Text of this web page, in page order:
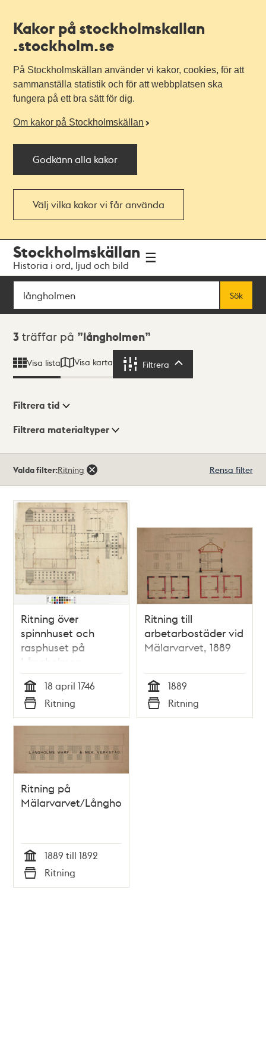
Kakor på stockholmskallan
.stockholm.se
På Stockholmskällan använder vi kakor, cookies, för att
sammanställa statistik och för att webbplatsen ska
fungera på ett bra sätt för dig.
Om kakor på Stockholmskällan
Godkänn alla kakor
Välj vilka kakor vi får använda
navigationen
huvudinnehållet
Stockholmskällan
Historia i ord, ljud och bild
Sök
Sök
Sökresultat
3 träffar på långholmen
Visa lista Visa karta Filtrera
Visningsläge
Filtrera tid
Filtrera materialtyper
träffar
Valda filter:Ritning Rensa filter
Ritning över
spinnhuset och
rasphuset på
Långholmen
Tid
18 april 1746
Typ
Ritning
Ritning till
arbetarbostäder vid
Mälarvarvet, 1889
Tid
1889
Typ
Ritning
Ritning på
Mälarvarvet/Långholmsvarvet
Tid
1889 till 1892
Typ
Ritning